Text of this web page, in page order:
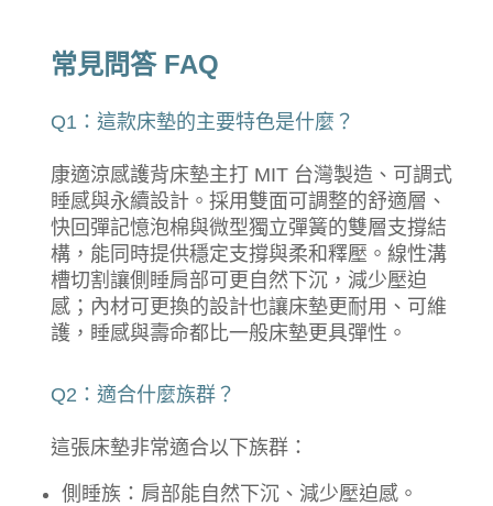
常見問答 FAQ
Q1：這款床墊的主要特色是什麼？
康適涼感護背床墊主打 MIT 台灣製造、可調式
睡感與永續設計。採用雙面可調整的舒適層、
快回彈記憶泡棉與微型獨立彈簧的雙層支撐結
構，能同時提供穩定支撐與柔和釋壓。線性溝
槽切割讓側睡肩部可更自然下沉，減少壓迫
感；內材可更換的設計也讓床墊更耐用、可維
護，睡感與壽命都比一般床墊更具彈性。
Q2：適合什麼族群？
這張床墊非常適合以下族群：
側睡族：肩部能自然下沉、減少壓迫感。